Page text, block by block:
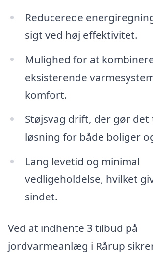
Reducerede
sigt ved høj effektivitet.
Mulighed for at
eksisterende
komfort.
Støjsvag drift, der gør det
løsning for både boliger
Lang levetid og minimal
vedligeholdelse, hvilket
sindet.
Ved at indhente 3 tilbud på
jordvarmeanlæg i Rårup